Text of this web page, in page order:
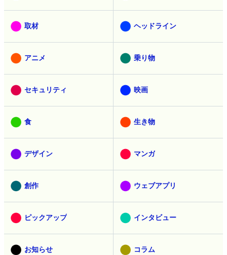
取材 ヘッドライン
アニメ 乗り物
セキュリティ 映画
食 生き物
デザイン マンガ
創作 ウェブアプリ
ピックアップ インタビュー
お知らせ コラム